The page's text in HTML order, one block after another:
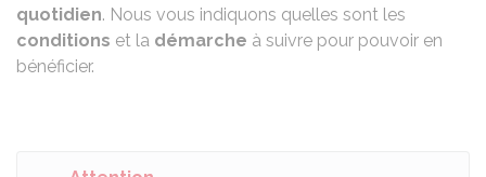
quotidien. Nous vous indiquons quelles sont les
conditions et la démarche à suivre pour pouvoir en
bénéficier.